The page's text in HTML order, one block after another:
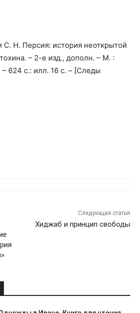
С. Н. Персия: история неоткрытой
– 2-е изд., дополн. – М. :
624 с.: илл. 16 с. – [Следы
Следующая статья
Хиджаб и принцип свободы